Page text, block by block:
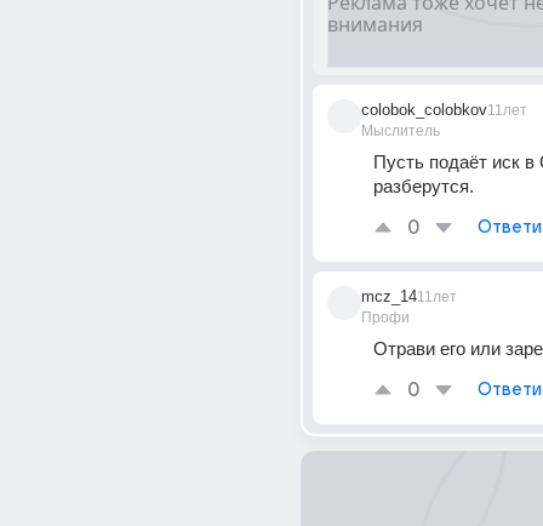
colobok_colobkov
Мыслитель
11лет
Пусть подаёт иск
разберутся.
0
mcz_14
Профи
11лет
Отрави его или
0